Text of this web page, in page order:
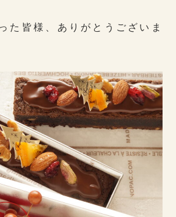
た皆様、ありがとうございま